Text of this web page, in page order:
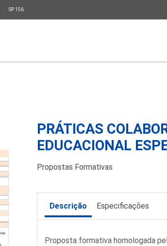
SP 156
PRÁTICAS
EDUCACIONAL
Propostas Formativas
Descrição Especificações
Proposta formativa homologada